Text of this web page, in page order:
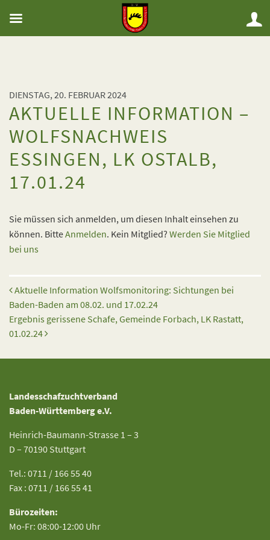
DIENSTAG, 20. FEBRUAR 2024
AKTUELLE INFORMATION –
WOLFSNACHWEIS
ESSINGEN, LK OSTALB,
17.01.24
Sie müssen sich anmelden, um diesen Inhalt einsehen zu
können. BitteAnmelden. Kein Mitglied? Werden Sie Mitglied
bei uns
Beitrags-Navigation
Aktuelle Information Wolfsmonitoring: Sichtungen bei
Baden-Baden am 08.02. und 17.02.24
Ergebnis gerissene Schafe, Gemeinde Forbach, LK Rastatt,
01.02.24
Landesschafzuchtverband
Baden-Württemberg e.V.
Heinrich-Baumann-Strasse 1 – 3
D – 70190 Stuttgart
Tel.: 0711 / 166 55 40
Fax : 0711 / 166 55 41
Bürozeiten:
Mo-Fr: 08:00-12:00 Uhr